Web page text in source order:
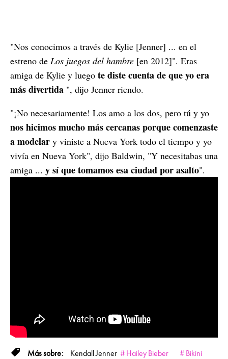
"Nos conocimos a través de Kylie [Jenner] ... en el
estreno de Los juegos del hambre [en 2012]". Eras
amiga de Kylie y luego te diste cuenta de que yo era
más divertida ", dijo Jenner riendo.
"¡No necesariamente! Los amo a los dos, pero tú y yo
nos hicimos mucho más cercanas porque comenzaste
a modelar y viniste a Nueva York todo el tiempo y yo
vivía en Nueva York", dijo Baldwin, "Y necesitabas una
amiga ... y sí que tomamos esa ciudad por asalto".
Kendall Jenner Hailey Bieber
Bikini